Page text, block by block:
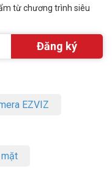
từ chương trình siêu
EZVIZ
mặt